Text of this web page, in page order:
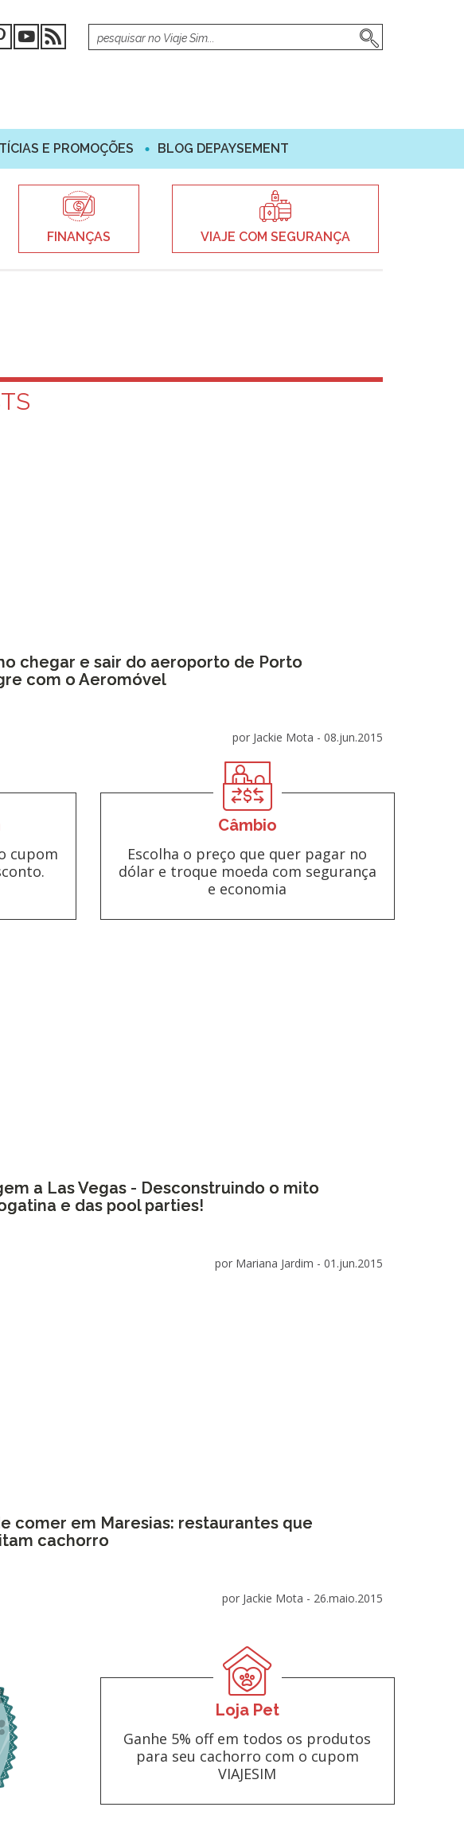
E PROMOÇÕES BLOG DEPAYSEMENT
FINANÇAS VIAJE COM SEGURANÇA
chegar e sair do aeroporto de Porto
com o Aeromóvel
por Jackie Mota - 08.jun.2015
cupom
Câmbio
Escolha o preço que quer pagar no
dólar e troque moeda com segurança
e economia
a Las Vegas - Desconstruindo o mito
e das pool parties!
por Mariana Jardim - 01.jun.2015
comer em Maresias: restaurantes que
cachorro
por Jackie Mota - 26.maio.2015
Loja Pet
Ganhe 5% off em todos os produtos
para seu cachorro com o cupom
VIAJESIM